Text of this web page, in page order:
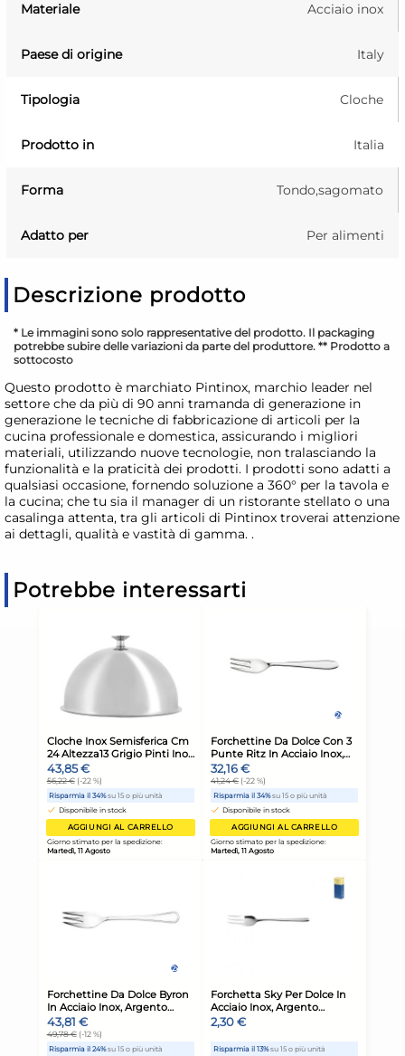
Materiale Acciaio inox
Paese di origine Italy
Tipologia Cloche
Prodotto in Italia
Forma Tondo,sagomato
Adatto per Per alimenti
Descrizione prodotto
* Le immagini sono solo rappresentative del prodotto. Il packaging
potrebbe subire delle variazioni da parte del produttore. ** Prodotto a
sottocosto
Questo prodotto è marchiato Pintinox, marchio leader nel
settore che da più di 90 anni tramanda di generazione in
generazione le tecniche di fabbricazione di articoli per la
cucina professionale e domestica, assicurando i migliori
materiali, utilizzando nuove tecnologie, non tralasciando la
funzionalità e la praticità dei prodotti. I prodotti sono adatti a
qualsiasi occasione, fornendo soluzione a 360° per la tavola e
la cucina; che tu sia il manager di un ristorante stellato o una
casalinga attenta, tra gli articoli di Pintinox troverai attenzione
ai dettagli, qualità e vastità di gamma. .
Potrebbe interessarti